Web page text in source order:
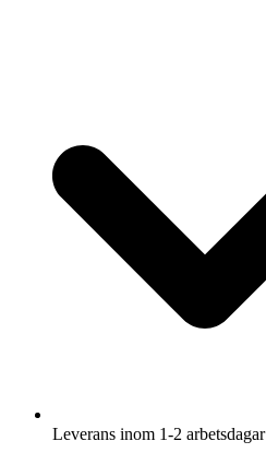
Leverans inom 1-2 arbetsdagar